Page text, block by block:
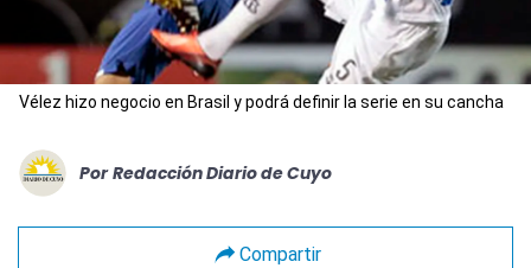
Vélez hizo negocio en Brasil y podrá definir la serie en su cancha
Por Redacción Diario de Cuyo
Compartir